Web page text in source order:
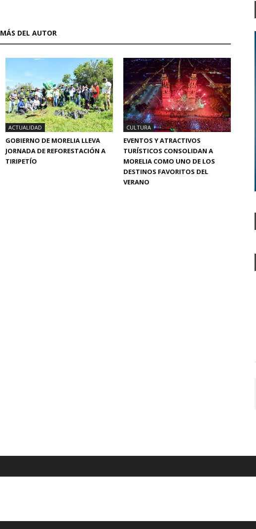
MÁS DEL AUTOR
ACTUALIDAD
GOBIERNO DE MORELIA LLEVA
JORNADA DE REFORESTACIÓN A
TIRIPETÍO
CULTURA
EVENTOS Y ATRACTIVOS
TURÍSTICOS CONSOLIDAN A
MORELIA COMO UNO DE LOS
DESTINOS FAVORITOS DEL
VERANO